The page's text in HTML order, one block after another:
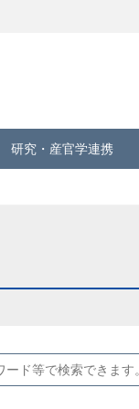
研究・産官学連携